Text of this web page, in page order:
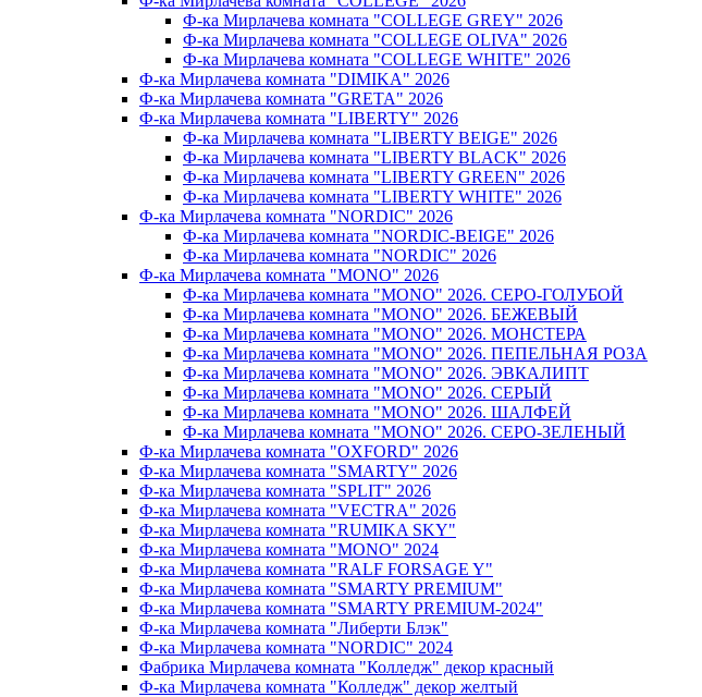
Ф-ка Мирлачева комната "COLLEGE GREY" 2026
Ф-ка Мирлачева комната "COLLEGE OLIVA" 2026
Ф-ка Мирлачева комната "COLLEGE WHITE" 2026
Ф-ка Мирлачева комната "DIMIKA" 2026
Ф-ка Мирлачева комната "GRETA" 2026
Ф-ка Мирлачева комната "LIBERTY" 2026
Ф-ка Мирлачева комната "LIBERTY BEIGE" 2026
Ф-ка Мирлачева комната "LIBERTY BLACK" 2026
Ф-ка Мирлачева комната "LIBERTY GREEN" 2026
Ф-ка Мирлачева комната "LIBERTY WHITE" 2026
Ф-ка Мирлачева комната "NORDIC" 2026
Ф-ка Мирлачева комната "NORDIC-BEIGE" 2026
Ф-ка Мирлачева комната "NORDIC" 2026
Ф-ка Мирлачева комната "MONO" 2026
Ф-ка Мирлачева комната "MONO" 2026. СЕРО-ГОЛУБОЙ
Ф-ка Мирлачева комната "MONO" 2026. БЕЖЕВЫЙ
Ф-ка Мирлачева комната "MONO" 2026. МОНСТЕРА
Ф-ка Мирлачева комната "MONO" 2026. ПЕПЕЛЬНАЯ РОЗА
Ф-ка Мирлачева комната "MONO" 2026. ЭВКАЛИПТ
Ф-ка Мирлачева комната "MONO" 2026. СЕРЫЙ
Ф-ка Мирлачева комната "MONO" 2026. ШАЛФЕЙ
Ф-ка Мирлачева комната "MONO" 2026. СЕРО-ЗЕЛЕНЫЙ
Ф-ка Мирлачева комната "OXFORD" 2026
Ф-ка Мирлачева комната "SMARTY" 2026
Ф-ка Мирлачева комната "SPLIT" 2026
Ф-ка Мирлачева комната "VECTRA" 2026
Ф-ка Мирлачева комната "RUMIKA SKY"
Ф-ка Мирлачева комната "MONO" 2024
Ф-ка Мирлачева комната "RALF FORSAGE Y"
Ф-ка Мирлачева комната "SMARTY PREMIUM"
Ф-ка Мирлачева комната "SMARTY PREMIUM-2024"
Ф-ка Мирлачева комната "Либерти Блэк"
Ф-ка Мирлачева комната "NORDIC" 2024
Фабрика Мирлачева комната "Колледж" декор красный
Ф-ка Мирлачева комната "Колледж" декор желтый